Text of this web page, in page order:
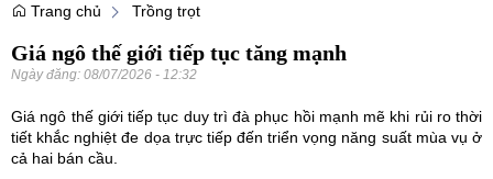
Trang chủ Trồng trọt
Giá ngô thế giới tiếp tục tăng mạnh
Ngày đăng: 08/07/2026 - 12:32
Giá ngô thế giới tiếp tục duy trì đà phục hồi mạnh mẽ khi rủi ro thời
tiết khắc nghiệt đe dọa trực tiếp đến triển vọng năng suất mùa vụ ở
cả hai bán cầu.